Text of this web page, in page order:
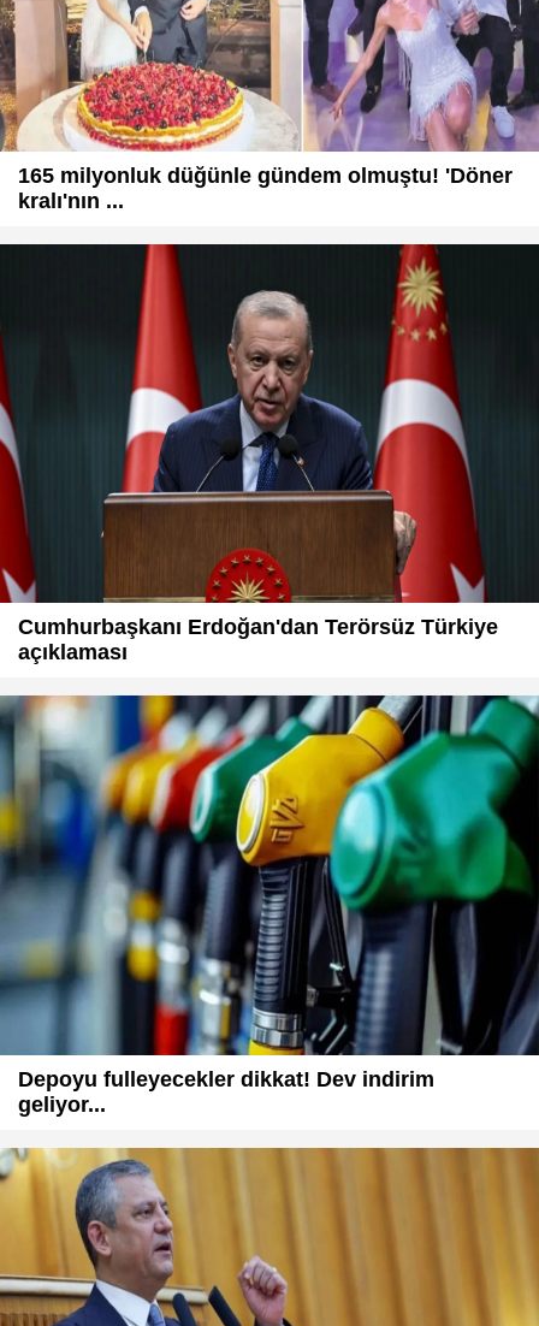
165 milyonluk düğünle gündem olmuştu! 'Döner
kralı'nın ...
Cumhurbaşkanı Erdoğan'dan Terörsüz Türkiye
açıklaması
Depoyu fulleyecekler dikkat! Dev indirim
geliyor...